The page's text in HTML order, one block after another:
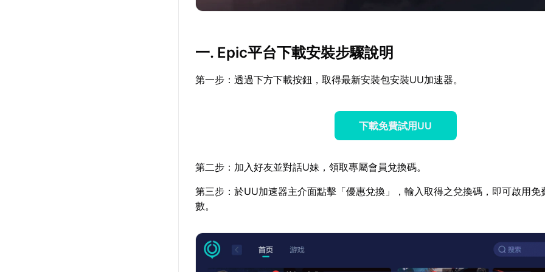
一. Epic平台下載安裝步驟說明
第一步：透過下方下載按鈕，取得最新安裝包安裝UU加速器。
下載免費試用UU
第二步：加入好友並對話U妹，領取專屬會員兌換碼。
第三步：於UU加速器主介面點擊「優惠兌換」，輸入取得之兌換碼，即可啟用免
數。